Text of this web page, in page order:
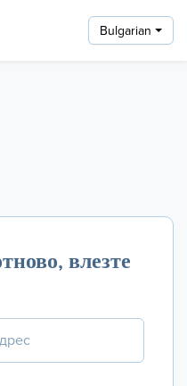
Bulgarian
влезте